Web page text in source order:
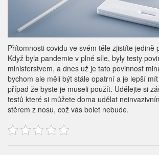
Přítomnosti covidu ve svém těle zjistíte jedině
Když byla pandemie v plné síle, byly testy
ministerstvem, a dnes už je tato povinnost
bychom ale měli být stále opatrní a je lepší
případ že byste je museli použít. Udělejte si
testů které si můžete doma udělat
stěrem z nosu, což vás bolet nebude.